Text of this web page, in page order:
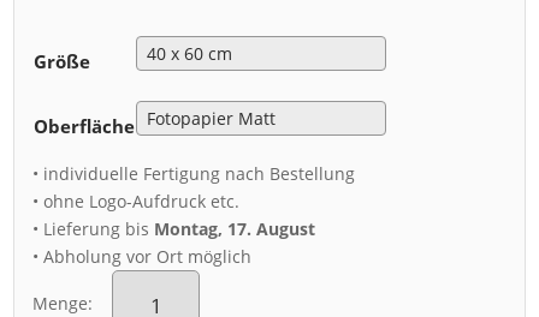
Größe
Oberfläche
• individuelle Fertigung nach Bestellung
• ohne Logo-Aufdruck etc.
• Lieferung bis Montag, 17. August
• Abholung vor Ort möglich
Menge:
Poster
(00485)